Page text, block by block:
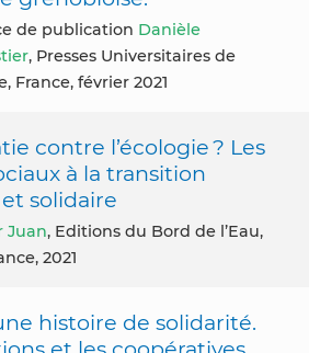
de publication Danièle
, Presses Universitaires de
France, février 2021
contre l’écologie ? Les
à la transition
solidaire
Juan, Editions du Bord de l’Eau,
2021
histoire de solidarité.